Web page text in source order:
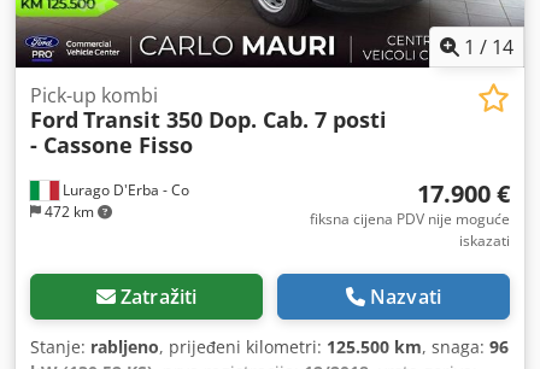
1 / 14
Lurago D'Erba - Co
472 km
Pick-up kombi
Ford Transit 350 Dop. Cab. 7 posti
- Cassone Fisso
17.900 €
fiksna cijena PDV nije moguće
iskazati
Zatražiti Nazvati
Stanje: rabljeno, prijeđeni kilometri: 125.500 km, snaga: 96